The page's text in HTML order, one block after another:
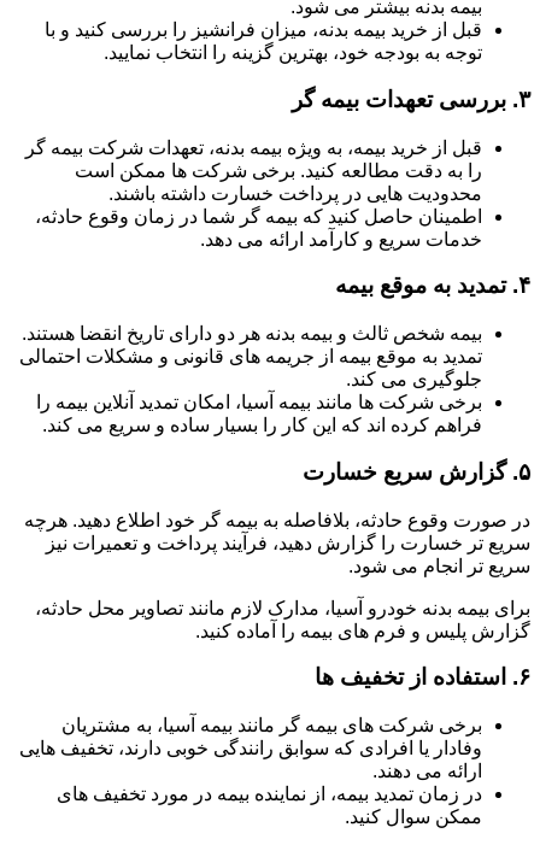
بیمه بدنه بیشتر می شود.
قبل از خرید بیمه بدنه، میزان فرانشیز را بررسی کنید و با
توجه به بودجه خود، بهترین گزینه را انتخاب نمایید.
۳. بررسی تعهدات بیمه گر
قبل از خرید بیمه، به ویژه بیمه بدنه، تعهدات شرکت بیمه گر
را به دقت مطالعه کنید. برخی شرکت ها ممکن است
محدودیت هایی در پرداخت خسارت داشته باشند.
اطمینان حاصل کنید که بیمه گر شما در زمان وقوع حادثه،
خدمات سریع و کارآمد ارائه می دهد.
۴. تمدید به موقع بیمه
بیمه شخص ثالث و بیمه بدنه هر دو دارای تاریخ انقضا هستند.
تمدید به موقع بیمه از جریمه های قانونی و مشکلات احتمالی
جلوگیری می کند.
برخی شرکت ها مانند بیمه آسیا، امکان تمدید آنلاین بیمه را
فراهم کرده اند که این کار را بسیار ساده و سریع می کند.
۵. گزارش سریع خسارت
در صورت وقوع حادثه، بلافاصله به بیمه گر خود اطلاع دهید. هرچه
سریع تر خسارت را گزارش دهید، فرآیند پرداخت و تعمیرات نیز
سریع تر انجام می شود.
برای بیمه بدنه خودرو آسیا، مدارک لازم مانند تصاویر محل حادثه،
گزارش پلیس و فرم های بیمه را آماده کنید.
۶. استفاده از تخفیف ها
برخی شرکت های بیمه گر مانند بیمه آسیا، به مشتریان
وفادار یا افرادی که سوابق رانندگی خوبی دارند، تخفیف هایی
ارائه می دهند.
در زمان تمدید بیمه، از نماینده بیمه در مورد تخفیف های
ممکن سوال کنید.